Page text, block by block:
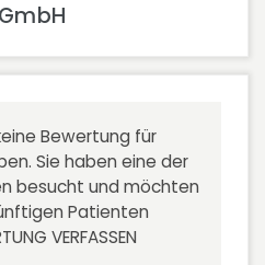
Bewertung für
Sie haben eine der
besucht und möchten
Patienten
VERFASSEN